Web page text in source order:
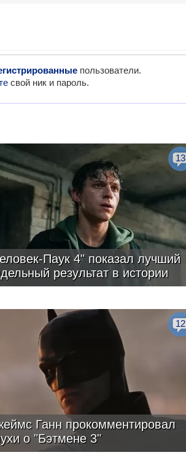
пользователи.
свой ник и пароль.
Паук 4" показал лучший
результат в истории
13
Ганн прокомментировал
о "Бэтмене 3"
12